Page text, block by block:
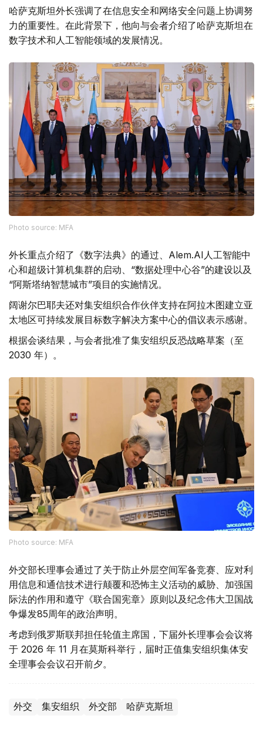
哈萨克斯坦外长强调了在信息安全和网络安全问题上协调努
力的重要性。在此背景下，他向与会者介绍了哈萨克斯坦在
数字技术和人工智能领域的发展情况。
Photo source: MFA
外长重点介绍了《数字法典》的通过、Alem.AI人工智能中
心和超级计算机集群的启动、“数据处理中心谷”的建设以及
“阿斯塔纳智慧城市”项目的实施情况。
阔谢尔巴耶夫还对集安组织合作伙伴支持在阿拉木图建立亚
太地区可持续发展目标数字解决方案中心的倡议表示感谢。
根据会谈结果，与会者批准了集安组织反恐战略草案（至
2030 年）。
Photo source: MFA
外交部长理事会通过了关于防止外层空间军备竞赛、应对利
用信息和通信技术进行颠覆和恐怖主义活动的威胁、加强国
际法的作用和遵守《联合国宪章》原则以及纪念伟大卫国战
争爆发85周年的政治声明。
考虑到俄罗斯联邦担任轮值主席国，下届外长理事会会议将
于 2026 年 11 月在莫斯科举行，届时正值集安组织集体安
全理事会会议召开前夕。
外交 集安组织 外交部 哈萨克斯坦